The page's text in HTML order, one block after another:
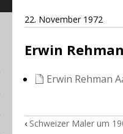
22. November 1972
Erwin
Erwin Rehman
‹ Schweizer Maler um